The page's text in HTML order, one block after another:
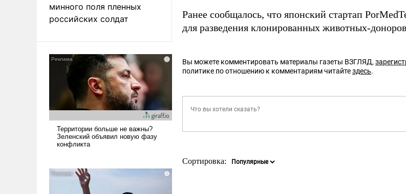
минного поля пленных
российских солдат
Ранее сообщалось, что японский стартап
для разведения клонированных животных-
Вы можете комментировать материалы газеты ВЗГЛЯД,
политике по отношению к комментариям читайтездесь.
Сортировка: